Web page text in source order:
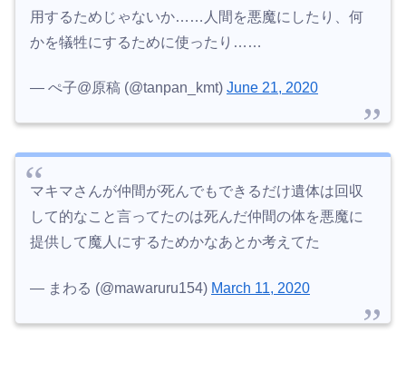
用するためじゃないか……人間を悪魔にしたり、何
かを犠牲にするために使ったり……
— ぺ子@原稿 (@tanpan_kmt) June 21, 2020
マキマさんが仲間が死んでもできるだけ遺体は回収
して的なこと言ってたのは死んだ仲間の体を悪魔に
提供して魔人にするためかなあとか考えてた
— まわる (@mawaruru154) March 11, 2020